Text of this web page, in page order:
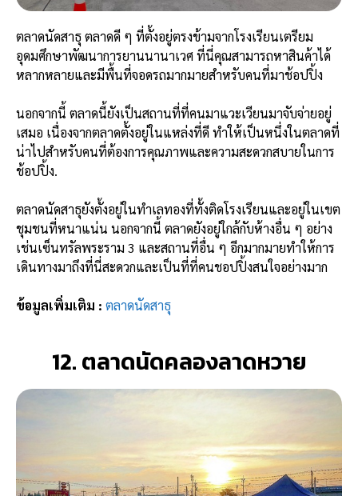
ตลาดนัดสาธุ ตลาดดี ๆ ที่ตั้งอยู่ตรงข้ามจากโรงเรียนเตรียม
อุดมศึกษาพัฒนาการยานนานาเวศ ที่นี่คุณสามารถหาสินค้าได้
หลากหลายและมีพื้นที่จอดรถมากมายสำหรับคนที่มาช้อปปิ้ง
นอกจากนี้ ตลาดนี้ยังเป็นสถานที่ที่คนมาแวะเวียนมาจับจ่ายอยู่
เสมอ เนื่องจากตลาดตั้งอยู่ในแหล่งที่ดี ทำให้เป็นหนึ่งในตลาดที่
น่าไปสำหรับคนที่ต้องการคุณภาพและความสะดวกสบายในการ
ช้อปปิ้ง.
ตลาดนัดสาธุยังตั้งอยู่ในทำเลทองที่ทั้งติดโรงเรียนและอยู่ในเขต
ชุมชนที่หนาแน่น นอกจากนี้ ตลาดยังอยู่ใกล้กับห้างอื่น ๆ อย่าง
เช่นเซ็นทรัลพระราม 3 และสถานที่อื่น ๆ อีกมากมายทำให้การ
เดินทางมาถึงที่นี่สะดวกและเป็นที่ที่คนชอปปิ้งสนใจอย่างมาก
ข้อมูลเพิ่มเติม : ตลาดนัดสาธุ
12. ตลาดนัดคลองลาดหวาย